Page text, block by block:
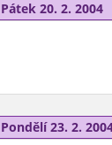
Pátek 20. 2. 2004
Pondělí 23. 2.